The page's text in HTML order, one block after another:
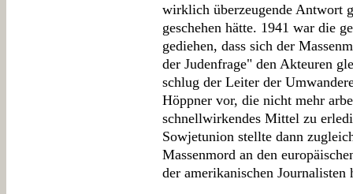
wirklich überzeugende Antwort
geschehen hätte. 1941 war die
gediehen, dass sich der
der Judenfrage" den Akteuren
schlug der Leiter der
Höppner vor, die nicht mehr
schnellwirkendes Mittel zu
Sowjetunion stellte dann
Massenmord an den
der amerikanischen